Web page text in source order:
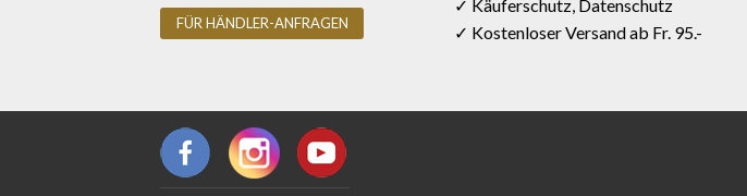
FÜR HÄNDLER-ANFRAGEN
✓ Käuferschutz, Datenschutz
✓ Kostenloser Versand ab Fr. 95.-